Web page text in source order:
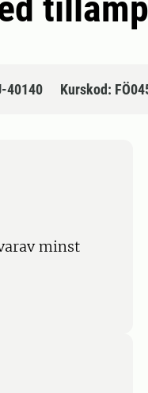
40140 Kurskod:
minst